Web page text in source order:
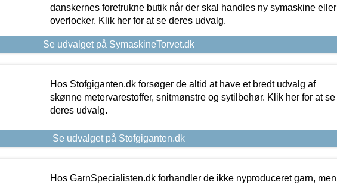
danskernes foretrukne butik når der skal handles ny symaskine eller
overlocker. Klik her for at se deres udvalg.
Se udvalget på SymaskineTorvet.dk
Hos Stofgiganten.dk forsøger de altid at have et bredt udvalg af
skønne metervarestoffer, snitmønstre og sytilbehør. Klik her for at se
deres udvalg.
Se udvalget på Stofgiganten.dk
Hos GarnSpecialisten.dk forhandler de ikke nyproduceret garn, men